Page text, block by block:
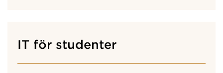
IT för studenter